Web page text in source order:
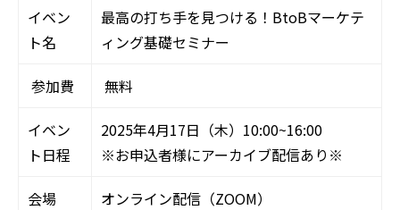
イベン
ト名
最高の打ち手を見つける！BtoBマーケテ
ィング基礎セミナー
参加費 無料
イベン
ト日程
2025年4月17日（木）10:00~16:00
※お申込者様にアーカイブ配信あり※
会場 オンライン配信（ZOOM）